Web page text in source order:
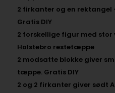
2 firkanter og en
Gratis DIY
2 forskellige figur med
Holstebro restetæppe
2 modsatte blokke giver
tæppe. Gratis DIY
2 og 2 firkanter giver sødt